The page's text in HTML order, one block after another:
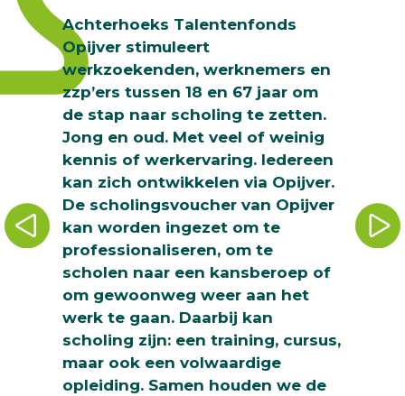
Achterhoeks Talentenfonds
Opijver stimuleert
werkzoekenden, werknemers en
zzp’ers tussen 18 en 67 jaar om
de stap naar scholing te zetten.
Jong en oud. Met veel of weinig
kennis of werkervaring. Iedereen
kan zich ontwikkelen via Opijver.
De scholingsvoucher van Opijver
kan worden ingezet om te
professionaliseren, om te
scholen naar een kansberoep of
om gewoonweg weer aan het
werk te gaan. Daarbij kan
scholing zijn: een training, cursus,
maar ook een volwaardige
opleiding. Samen houden we de